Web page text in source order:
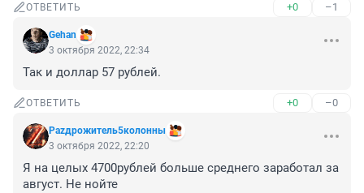
ОТВЕТИТЬ +0 –1
Gehan
3 октября 2022, 22:34
Так и доллар 57 рублей.
ОТВЕТИТЬ +0 –0
Раzдрожитель5колонны
3 октября 2022, 22:20
Я на целых 4700рублей больше среднего заработал за
август. Не нойте